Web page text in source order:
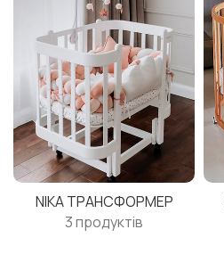
NIKA ТРАНСФОРМЕР
3 продуктів